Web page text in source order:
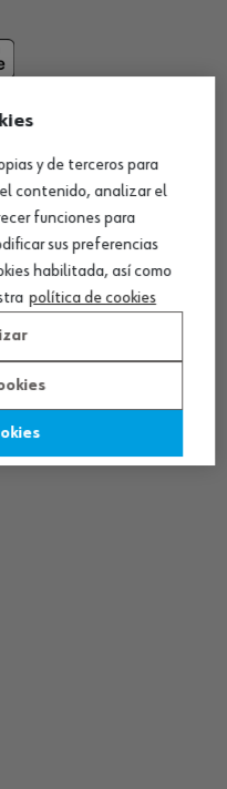
y de terceros para
contenido, analizar el
funciones para
sus preferencias
habilitada, así como
política de cookies